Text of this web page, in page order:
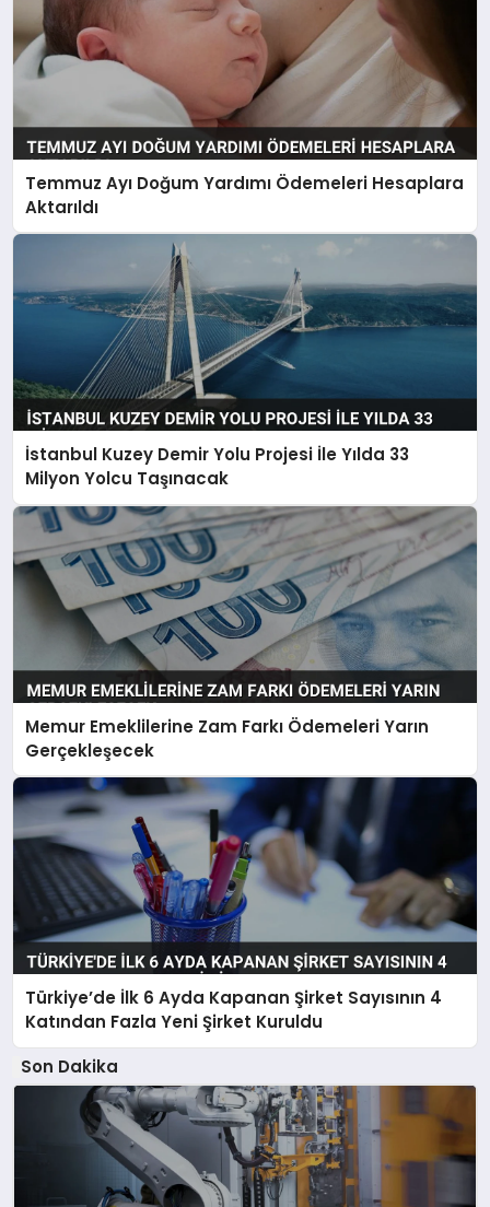
Temmuz Ayı Doğum Yardımı Ödemeleri Hesaplara
Aktarıldı
İstanbul Kuzey Demir Yolu Projesi İle Yılda 33
Milyon Yolcu Taşınacak
Memur Emeklilerine Zam Farkı Ödemeleri Yarın
Gerçekleşecek
Türkiye’de İlk 6 Ayda Kapanan Şirket Sayısının 4
Katından Fazla Yeni Şirket Kuruldu
Son Dakika